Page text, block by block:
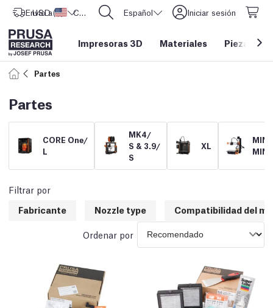
Envío a Estados Unidos
USD ($) CORE One L: ¡Ya disponible! Español Iniciar sesión
Impresoras 3D Materiales Piezas y
Partes
Partes
CORE One/
L
MK4/
S & 3.9/
S
XL
Filtrar por
Fabricante
Nozzle type Compatibilidad del
Ordenar por